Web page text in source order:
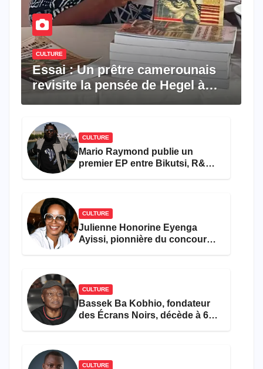
CULTURE
Essai : Un prêtre camerounais
revisite la pensée de Hegel à
CULTURE
Mario Raymond publie un
premier EP entre Bikutsi, R&B
CULTURE
Julienne Honorine Eyenga
Ayissi, pionnière du concours
CULTURE
Bassek Ba Kobhio, fondateur
des Écrans Noirs, décède à 69
CULTURE